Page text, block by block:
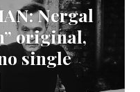
Nergal
original,
single